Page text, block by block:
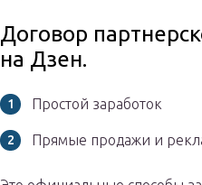
Договор
на Дзен.
Простой заработок
Прямые продажи и